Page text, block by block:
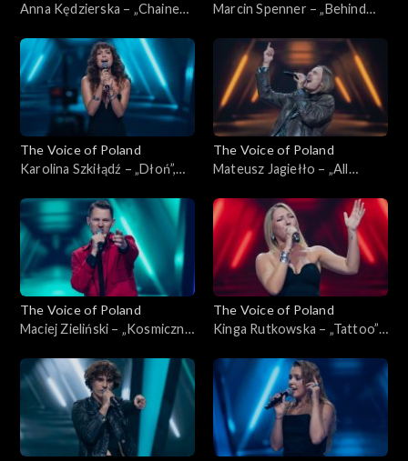
Anna Kędzierska – „Chained
of Poland”, Nokaut, 1
listopada 2025
Marcin Spenner – „Behind
Poland”, Nokaut, 1 listopada
2025
The Voice of Poland
Karolina Szkiłądź – „Dłoń”,
Nokaut, 1 listopada 2025
The Voice of Poland
Mateusz Jagiełło – „All
Poland”, Nokaut, 1 listopada
2025
The Voice of Poland
Maciej Zieliński – „Kosmiczne
Poland”, Nokaut, 1 listopada
2025
The Voice of Poland
Kinga Rutkowska – „Tattoo”,
Nokaut, 1 listopada 2025